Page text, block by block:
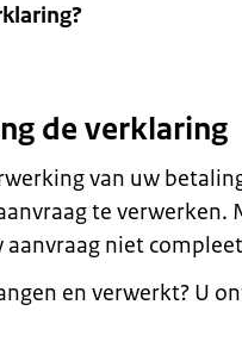
de verklaring
van uw
te verwerken.
niet
en verwerkt? U